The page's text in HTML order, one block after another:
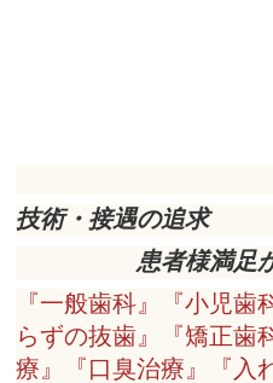
技術・接遇の追求
患者様満足から
『一般歯科』『小児
らずの抜歯』『矯正歯
療』『口臭治療』『入